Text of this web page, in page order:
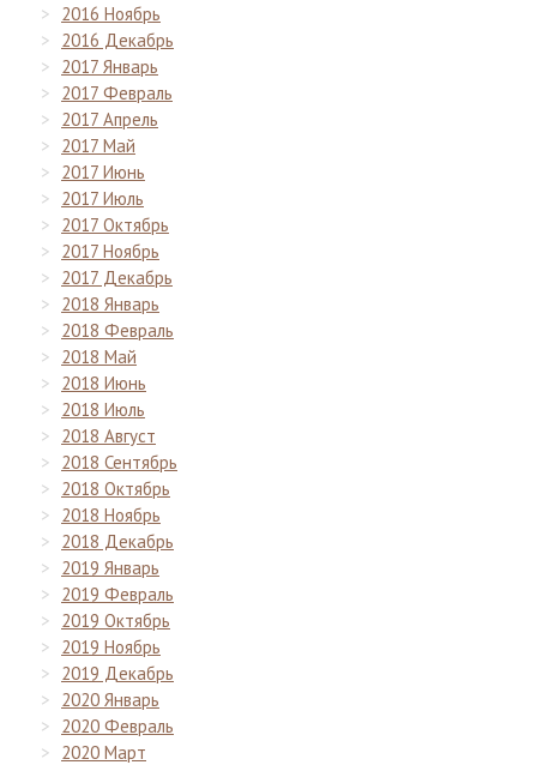
2016 Ноябрь
2016 Декабрь
2017 Январь
2017 Февраль
2017 Апрель
2017 Май
2017 Июнь
2017 Июль
2017 Октябрь
2017 Ноябрь
2017 Декабрь
2018 Январь
2018 Февраль
2018 Май
2018 Июнь
2018 Июль
2018 Август
2018 Сентябрь
2018 Октябрь
2018 Ноябрь
2018 Декабрь
2019 Январь
2019 Февраль
2019 Октябрь
2019 Ноябрь
2019 Декабрь
2020 Январь
2020 Февраль
2020 Март